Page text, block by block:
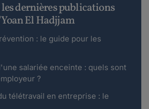
dernières publications
El Hadjjam
: le guide pour les
salariée enceinte : quels sont
?
télétravail en entreprise : le